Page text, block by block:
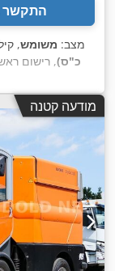
התקשר
מצב: משומש,
כ"ס), רישום
מודעה קטנה